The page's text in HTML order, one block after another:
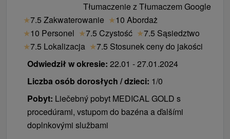
Tłumaczenie z Tłumaczem Google
★7.5 Zakwaterowanie ★10 Abordaż
★10 Personel ★7.5 Czystość ★7.5 Sąsiedztwo
★7.5 Lokalizacja ★7.5 Stosunek ceny do jakości
Odwiedził w okresie: 22.01 - 27.01.2024
Liczba osób dorosłych / dzieci: 1/0
Pobyt: Liečebný pobyt MEDICAL GOLD s
procedúrami, vstupom do bazéna a ďalšími
doplnkovými službami